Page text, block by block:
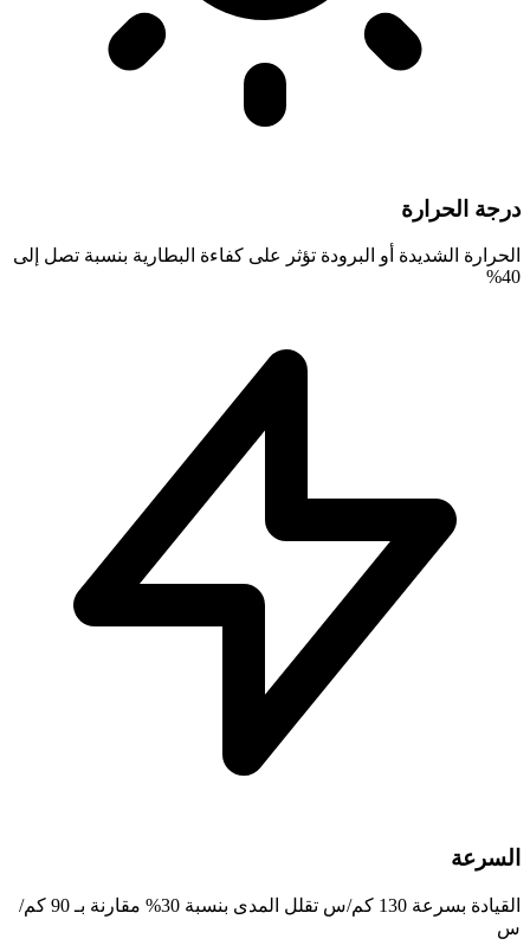
درجة الحرارة
الحرارة الشديدة أو البرودة تؤثر على كفاءة البطارية بنسبة تصل إلى
40%
السرعة
القيادة بسرعة 130 كم/س تقلل المدى بنسبة 30% مقارنة بـ 90 كم/
س